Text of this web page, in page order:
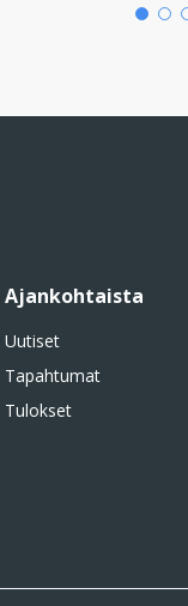
Ajankohtaista
Uutiset
Tapahtumat
Tulokset